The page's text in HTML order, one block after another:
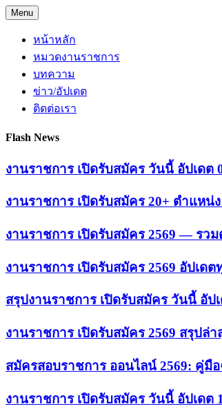
Skip
to
content
Menu
หน้าหลัก
หมวดงานราชการ
บทความ
ข่าว/อัปเดต
ติดต่อเรา
Flash News
งานราชการ เปิดรับสมัคร วันนี้ อัปเดต
งานราชการ เปิดรับสมัคร 20+ ตำแหน่
งานราชการ เปิดรับสมัคร 2569 — รว
งานราชการ เปิดรับสมัคร 2569 อัปเดต
สรุปงานราชการ เปิดรับสมัคร วันนี้ อัป
งานราชการ เปิดรับสมัคร 2569 สรุปล่
สมัครสอบราชการ ออนไลน์ 2569: คู่มื
งานราชการ เปิดรับสมัคร วันนี้ อัปเดต